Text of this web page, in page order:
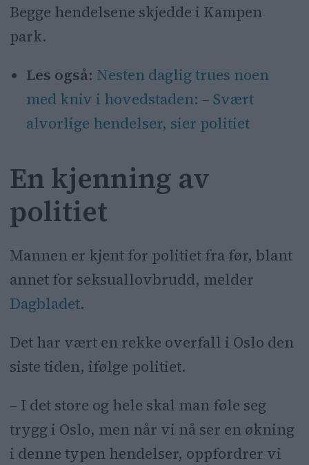
Begge hendelsene skjedde i Kampen
park.
Les også: Nesten daglig trues noen
med kniv i hovedstaden: – Svært
alvorlige hendelser, sier politiet
En kjenning av
politiet
Mannen er kjent for politiet fra før, blant
annet for seksuallovbrudd, melder
Dagbladet.
Det har vært en rekke overfall i Oslo den
siste tiden, ifølge politiet.
– I det store og hele skal man føle seg
trygg i Oslo, men når vi nå ser en økning
i denne typen hendelser, oppfordrer vi